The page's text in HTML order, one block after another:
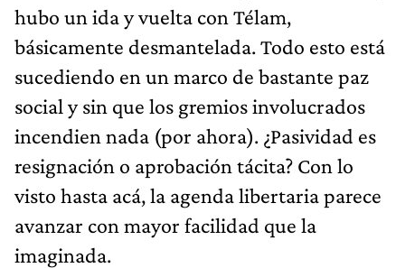
hubo un ida y vuelta con Télam,
básicamente desmantelada. Todo esto está
sucediendo en un marco de bastante paz
social y sin que los gremios involucrados
incendien nada (por ahora). ¿Pasividad es
resignación o aprobación tácita? Con lo
visto hasta acá, la agenda libertaria parece
avanzar con mayor facilidad que la
imaginada.